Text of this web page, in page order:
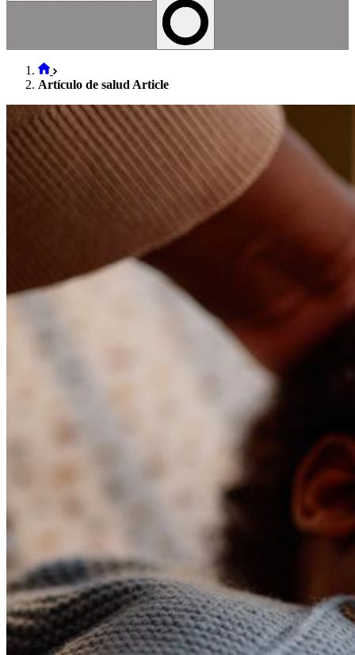
Artículo de salud Article